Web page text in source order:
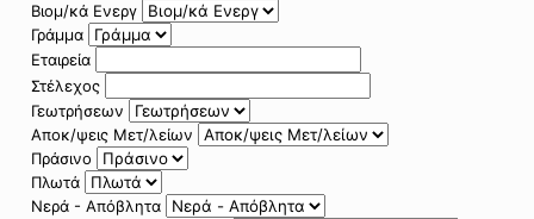
Βιομ/κά Ενεργ
Γράμμα
Εταιρεία
Στέλεχος
Γεωτρήσεων
Αποκ/ψεις Μετ/λείων
Πράσινο
Πλωτά
Νερά - Απόβλητα